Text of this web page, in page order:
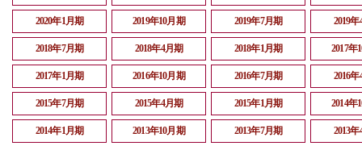
2020年1月期 2019年10月期 2019年7月期 2019
2018年7月期 2018年4月期 2018年1月期 2017年
2017年1月期 2016年10月期 2016年7月期 2016
2015年7月期 2015年4月期 2015年1月期 2014年
2014年1月期 2013年10月期 2013年7月期 2013